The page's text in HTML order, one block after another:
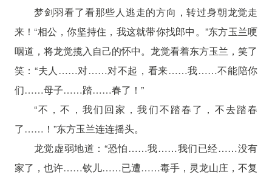
梦剑羽看了看那些人逃走的方向，转过身朝龙觉走
来！“相公，你坚持住，我这就带你找郎中。”东方玉兰哽
咽道，将龙觉揽入自己的怀中。龙觉看着东方玉兰，笑了
笑：“夫人……对……对不起，看来……我……不能陪你
们……母子……踏……春了！”
“不，不，我们回家，我们不踏春了，不去踏春
了……！”东方玉兰连连摇头。
龙觉虚弱地道：“恐怕……我……我们已经……没有
家了，也许……钦儿……已遭……毒手，灵龙山庄，不复